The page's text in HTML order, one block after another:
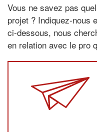
Vous ne savez pas
projet ? Indiquez-nous
ci-dessous, nous
en relation avec le pro